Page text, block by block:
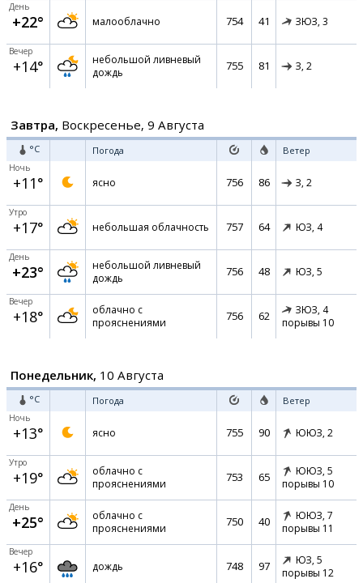
День
+22° малооблачно 754 41 ЗЮЗ, 3
Вечер
+14°
небольшой ливневый
дождь
755 81 З, 2
Завтра, Воскресенье, 9 Августа
°C Погода Ветер
Ночь
+11° ясно 756 86 З, 2
Утро
+17° небольшая облачность 757 64 ЮЗ, 4
День
+23°
небольшой ливневый
дождь
756 48 ЮЗ, 5
Вечер
+18°
облачно с
прояснениями
756 62 ЗЮЗ, 4
порывы 10
Понедельник, 10 Августа
°C Погода Ветер
Ночь
+13° ясно 755 90 ЮЮЗ, 2
Утро
+19°
облачно с
прояснениями
753 65 ЮЮЗ, 5
порывы 10
День
+25°
облачно с
прояснениями
750 40 ЮЮЗ, 7
порывы 11
Вечер
+16° дождь 748 97 ЮЗ, 5
порывы 12